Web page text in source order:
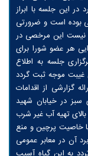
این جلسه با ابراز
بوده است و ضرورتی
نیست این مرخصی در
هر عضو شورا برای
جلسه به اطلاع
غیبت موجه ثبت گردد
گزارشی از اقدامات
در خیابان شهید
تهیه آب غیر شرب
خاصیت پرچین و منع
آن در معابر عمومی